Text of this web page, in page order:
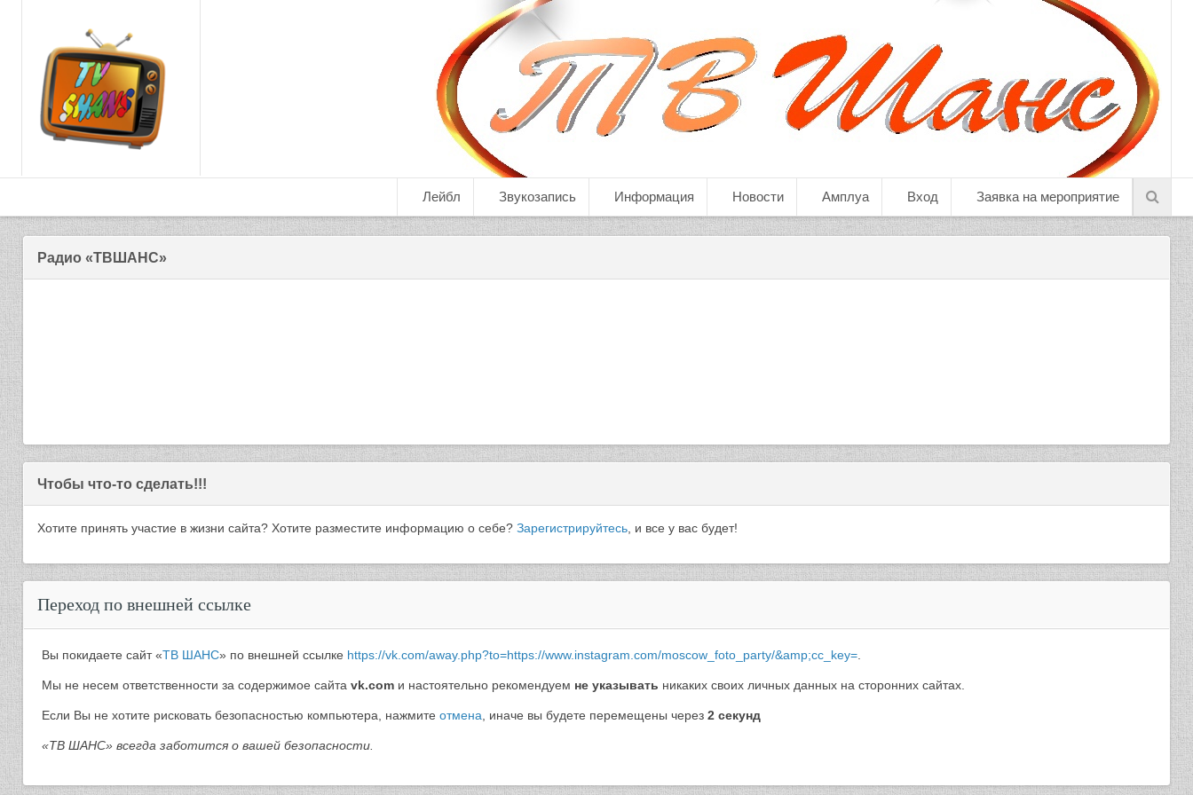
Лейбл Звукозапись Информация Новости Амплуа Вход Заявка на мероприятие
Радио «ТВШАНС»
Чтобы что-то сделать!!!
Хотите принять участие в жизни сайта? Хотите разместите информацию о себе? Зарегистрируйтесь , и все у вас будет!
Переход по внешней ссылке
Вы покидаете сайт «ТВ ШАНС» по внешней ссылке https://vk.com/away.php?to=https://www.instagram.com/moscow_foto_party/&amp;cc_key=
Мы не несем ответственности за содержимое сайта vk.com и настоятельно рекомендуем не указывать никаких своих личных данных на сторонних сайтах.
Если Вы не хотите рисковать безопасностью компьютера, нажмите отмена , иначе вы будете перемещены через 2 секунд
«ТВ ШАНС» всегда заботится о вашей безопасности.